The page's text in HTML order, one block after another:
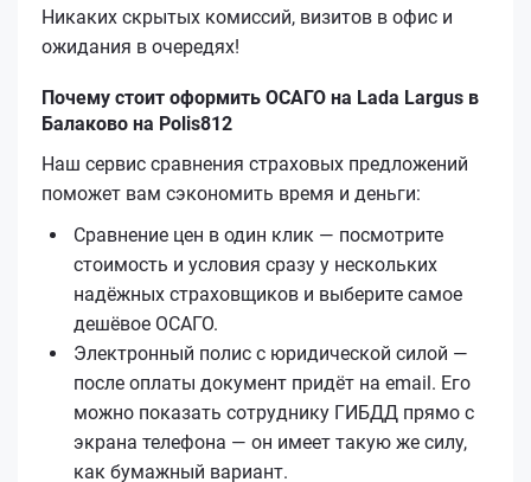
Никаких скрытых комиссий, визитов в офис и
ожидания в очередях!
Почему стоит оформить ОСАГО на Lada Largus в
Балаково на Polis812
Наш сервис сравнения страховых предложений
поможет вам сэкономить время и деньги:
Сравнение цен в один клик — посмотрите
стоимость и условия сразу у нескольких
надёжных страховщиков и выберите самое
дешёвое ОСАГО.
Электронный полис с юридической силой —
после оплаты документ придёт на email. Его
можно показать сотруднику ГИБДД прямо с
экрана телефона — он имеет такую же силу,
как бумажный вариант.